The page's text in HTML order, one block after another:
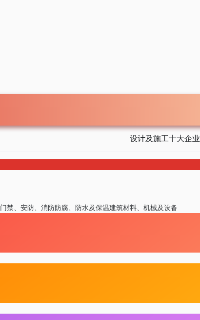
设计及施工十大企业
门禁、安防、消防防腐、防水及保温建筑材料、机械及设备